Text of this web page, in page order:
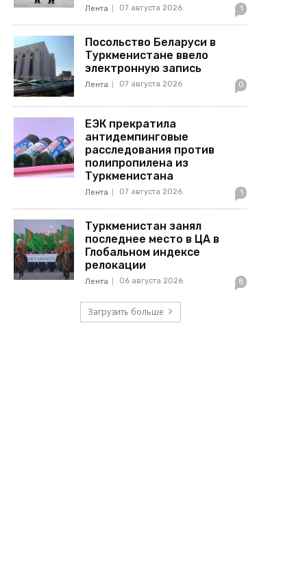
Лента 07 августа 2026 1
Посольство Беларуси в
Туркменистане ввело
электронную запись
Лента 07 августа 2026 0
ЕЭК прекратила
антидемпинговые
расследования против
полипропилена из
Туркменистана
Лента 07 августа 2026 1
Туркменистан занял
последнее место в ЦА в
Глобальном индексе
релокации
Лента 06 августа 2026 8
Загрузить больше